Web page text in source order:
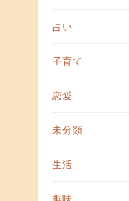
占い
子育て
恋愛
未分類
生活